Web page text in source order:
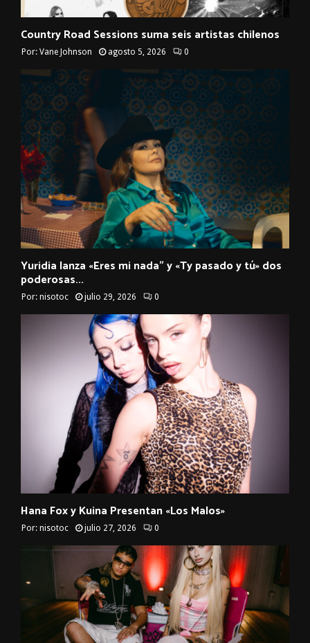
Country Road Sessions suma seis artistas chilenos
Por: Vane Johnson agosto 5, 2026 0
Yuridia lanza «Eres mi nada” y «Ty pasado y tú» dos
poderosas...
Por: nisotoc julio 29, 2026 0
Hana Fox y Kuina Presentan «Los Malos»
Por: nisotoc julio 27, 2026 0